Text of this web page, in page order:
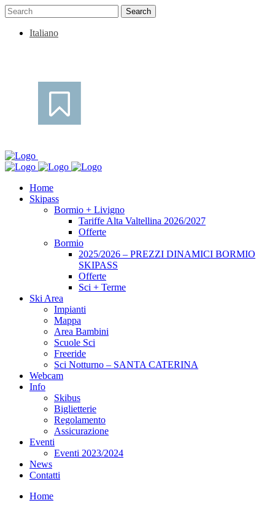
Italiano
Home
Skipass
Bormio + Livigno
Tariffe Alta Valtellina 2026/2027
Offerte
Bormio
2025/2026 – PREZZI DINAMICI BORMIO
SKIPASS
Offerte
Sci + Terme
Ski Area
Impianti
Mappa
Area Bambini
Scuole Sci
Freeride
Sci Notturno – SANTA CATERINA
Webcam
Info
Skibus
Biglietterie
Regolamento
Assicurazione
Eventi
Eventi 2023/2024
News
Contatti
Home